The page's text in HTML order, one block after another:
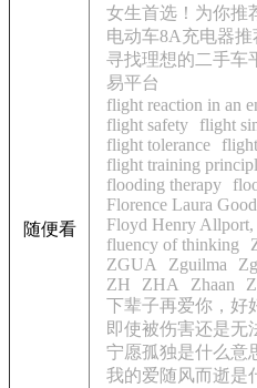
随便看
女生首选！为你推
电动车8A充电器
寻找理想的二手车
易平台
flight reaction in an
flight safety
flight
flight tolerance
flight training
flooding therapy
Florence Laura
Floyd Henry
fluency of thinking
ZGUA
Zguilma
ZH
ZHA Zhaan
下辈子再爱你，好
即使被伤害还是无
宁愿孤独是什么意
我的爱随风而逝是